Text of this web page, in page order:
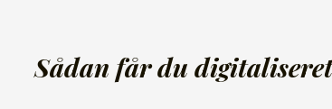
Sådan får du